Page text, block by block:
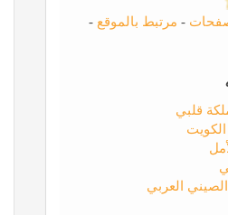
- مرتبط بالموقع -
قلبي
العربي